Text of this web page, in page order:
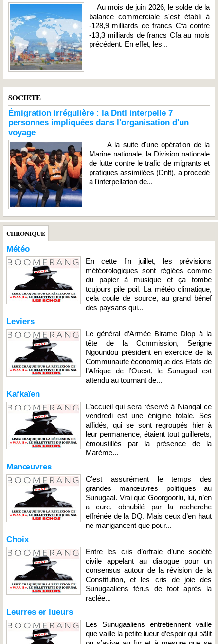
Au mois de juin 2026, le solde de la
balance commerciale s'est établi à
-128,9 milliards de francs Cfa contre
-13,3 milliards de francs Cfa au mois
précédent. En effet, les...
SOCIETE
Émigration irrégulière : la Dntl interpelle 7
personnes impliquées dans l'organisation d'un
voyage
A la suite d'une opération de la
Marine nationale, la Division nationale
de lutte contre le trafic de migrants et
pratiques assimilées (Dnlt), a procédé
à l'interpellation de...
CHRONIQUE
Météo
En cette fin juillet, les prévisions
météorologiques sont réglées comme
du papier à musique et ça tombe
toujours pile poil. La météo climatique,
cela coule de source, au grand bénef
des paysans qui...
Leviers
Le général d’Armée Birame Diop à la
tête de la Commission, Serigne
Ngoundou président en exercice de la
Communauté économique des Etats de
l’Afrique de l’Ouest, le Sunugaal est
attendu au tournant de...
Kafkaïen
L’accueil qui sera réservé à Niangal ce
vendredi est une énigme totale. Ses
affidés, qui se sont regroupés hier à
leur permanence, étaient tout guillerets,
émoustillés par la présence de la
Marème...
Manœuvres
C’est assurément le temps des
grandes manœuvres politiques au
Sunugaal. Vrai que Goorgoorlu, lui, n’en
a cure, obnubilé par la recherche
effrénée de la DQ. Mais ceux d’en haut
ne manigancent que pour...
Choix
Entre les cris d’orfraie d’une société
civile appelant au dialogue pour un
consensus autour de la révision de la
Constitution, et les cris de joie des
Sunugaaliens férus de foot après la
raclée...
Leurres er lueurs
Les Sunugaaliens entretiennent vaille
que vaille la petite lueur d’espoir qui pâlit